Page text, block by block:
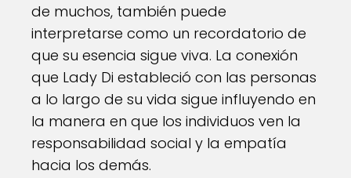
de muchos, también puede
interpretarse como un recordatorio de
que su esencia sigue viva. La conexión
que Lady Di estableció con las personas
a lo largo de su vida sigue influyendo en
la manera en que los individuos ven la
responsabilidad social y la empatía
hacia los demás.